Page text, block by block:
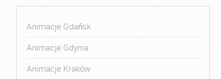
Animacje Gdańsk
Animacje Gdynia
Animacje Kraków